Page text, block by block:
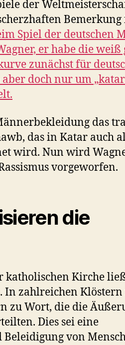
der
Spiel der deutschen
er habe die
zunächst für
aber doch nur um
das
das in Katar auch
wird. Nun wird
vorgeworfen.
die
katholischen Kirche
In zahlreichen
zu Wort, die die
Dies sei eine
von